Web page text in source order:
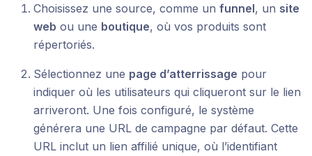
Choisissez une source, comme un funnel, un site
web ou une boutique, où vos produits sont
répertoriés.
Sélectionnez une page d’atterrissage pour
indiquer où les utilisateurs qui cliqueront sur le lien
arriveront. Une fois configuré, le système
générera une URL de campagne par défaut. Cette
URL inclut un lien affilié unique, où l’identifiant